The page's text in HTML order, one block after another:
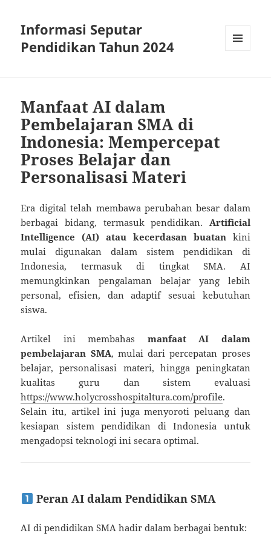
Informasi Seputar
Pendidikan Tahun 2024
Manfaat AI dalam
Pembelajaran SMA di
Indonesia: Mempercepat
Proses Belajar dan
Personalisasi Materi
Era digital telah membawa perubahan besar dalam
berbagai bidang, termasuk pendidikan. Artificial
Intelligence (AI) atau kecerdasan buatankini
mulai digunakan dalam sistem pendidikan di
Indonesia, termasuk di tingkat SMA. AI
memungkinkan pengalaman belajar yang lebih
personal, efisien, dan adaptif sesuai kebutuhan
siswa.
Artikel ini membahas manfaat AI dalam
pembelajaran SMA, mulai dari percepatan proses
belajar, personalisasi materi, hingga peningkatan
kualitas guru dan sistem evaluasi
https://www.holycrosshospitaltura.com/profile.
Selain itu, artikel ini juga menyoroti peluang dan
kesiapan sistem pendidikan di Indonesia untuk
mengadopsi teknologi ini secara optimal.
Peran AI dalam Pendidikan SMA
AI di pendidikan SMA hadir dalam berbagai bentuk: